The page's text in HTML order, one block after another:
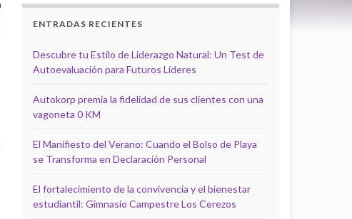
ENTRADAS RECIENTES
Descubre tu Estilo de Liderazgo Natural: Un Test de
Autoevaluación para Futuros Líderes
Autokorp premia la fidelidad de sus clientes con una
vagoneta 0 KM
El Manifiesto del Verano: Cuando el Bolso de Playa
se Transforma en Declaración Personal
El fortalecimiento de la convivencia y el bienestar
estudiantil: Gimnasio Campestre Los Cerezos